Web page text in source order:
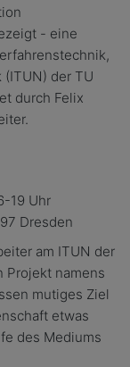
- eine
der TU
durch Felix
19 Uhr
Dresden
am ITUN der
Projekt namens
mutiges Ziel
etwas
des Mediums